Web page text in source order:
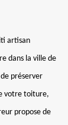
artisan
dans la ville de
préserver
votre toiture,
propose de